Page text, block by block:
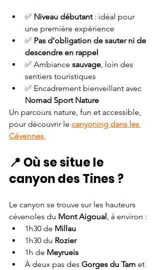
✅ Niveau débutant : idéal pour
une première expérience
✅ Pas d’obligation de sauter ni de
descendre en rappel
✅ Ambiance sauvage, loin des
sentiers touristiques
✅ Encadrement bienveillant avec
Nomad Sport Nature
Un parcours nature, fun et accessible,
pour découvrir le canyoning dans les
Cévennes.
📍 Où se situe le
canyon des Tines ?
Le canyon se trouve sur les hauteurs
cévenoles du Mont Aigoual, à environ :
1h30 de Millau
1h30 du Rozier
1h de Meyrueis
À deux pas des Gorges du Tarn et